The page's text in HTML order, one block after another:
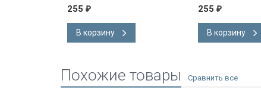
255 ₽
В корзину
255 ₽
В корзину
Похожие товары